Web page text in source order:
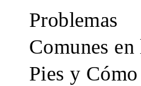
Problemas
Comunes en
Pies y Cómo